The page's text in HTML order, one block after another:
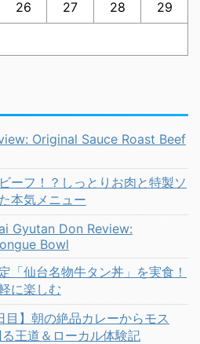
26 27 28 29
Original Sauce Roast Beef
ーフ！？しっとりお肉と特製ソ
本気メニュー
Gyutan Don Review:
Bowl
「仙台名物牛タン丼」を実食！
に楽しむ
目】朝の絶品カレーからモス
王道＆ローカル体験記